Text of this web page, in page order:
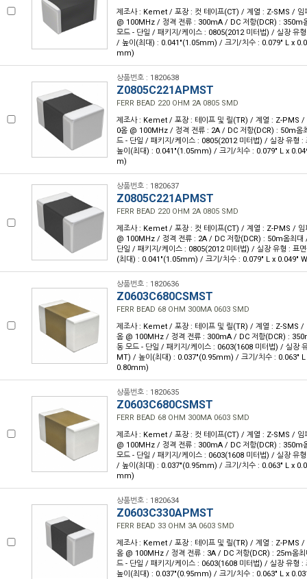
제조사 : Kemet / 포장 : 컷 테이프(CT) / 계열 : Z-SMS / 임
@ 100MHz / 정격 전류 : 300mA / DC 저항(DCR) : 350m
모드 - 단일 / 패키지/케이스 : 0805(2012 미터법) / 실장 유
/ 높이(최대) : 0.041"(1.05mm) / 크기/치수 : 0.079" L x
mm)
상품번호 : 1820638
Z0805C221APMST
FERR BEAD 220 OHM 2A 0805 SMD
제조사 : Kemet / 포장 : 테이프 및 릴(TR) / 계열 : Z-PMS /
0옴 @ 100MHz / 정격 전류 : 2A / DC 저항(DCR) : 50m옴
드 - 단일 / 패키지/케이스 : 0805(2012 미터법) / 실장 유형
높이(최대) : 0.041"(1.05mm) / 크기/치수 : 0.079" L x
m)
상품번호 : 1820637
Z0805C221APMST
FERR BEAD 220 OHM 2A 0805 SMD
제조사 : Kemet / 포장 : 컷 테이프(CT) / 계열 : Z-PMS / 임
@ 100MHz / 정격 전류 : 2A / DC 저항(DCR) : 50m옴최대
단일 / 패키지/케이스 : 0805(2012 미터법) / 실장 유형 : 표
(최대) : 0.041"(1.05mm) / 크기/치수 : 0.079" L x 0.049"
상품번호 : 1820636
Z0603C680CSMST
FERR BEAD 68 OHM 300MA 0603 SMD
제조사 : Kemet / 포장 : 테이프 및 릴(TR) / 계열 : Z-SMS /
옴 @ 100MHz / 정격 전류 : 300mA / DC 저항(DCR) :
동 모드 - 단일 / 패키지/케이스 : 0603(1608 미터법) / 실장
MT) / 높이(최대) : 0.037"(0.95mm) / 크기/치수 : 0.063"
0.80mm)
상품번호 : 1820635
Z0603C680CSMST
FERR BEAD 68 OHM 300MA 0603 SMD
제조사 : Kemet / 포장 : 컷 테이프(CT) / 계열 : Z-SMS / 임
@ 100MHz / 정격 전류 : 300mA / DC 저항(DCR) : 350m
모드 - 단일 / 패키지/케이스 : 0603(1608 미터법) / 실장 유
/ 높이(최대) : 0.037"(0.95mm) / 크기/치수 : 0.063" L x
mm)
상품번호 : 1820634
Z0603C330APMST
FERR BEAD 33 OHM 3A 0603 SMD
제조사 : Kemet / 포장 : 테이프 및 릴(TR) / 계열 : Z-PMS /
옴 @ 100MHz / 정격 전류 : 3A / DC 저항(DCR) : 25m옴최
드 - 단일 / 패키지/케이스 : 0603(1608 미터법) / 실장 유형
높이(최대) : 0.037"(0.95mm) / 크기/치수 : 0.063" L x